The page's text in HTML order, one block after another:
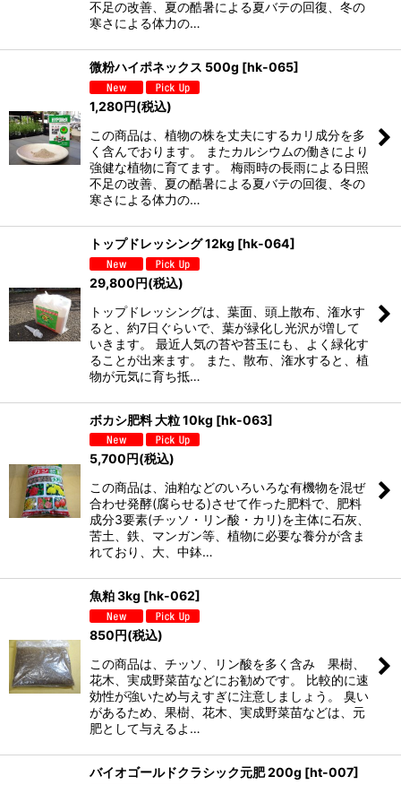
不足の改善、夏の酷暑による夏バテの回復、冬の
寒さによる体力の…
微粉ハイポネックス 500g [hk-065]
1,280円(税込)
この商品は、植物の株を丈夫にするカリ成分を多
く含んでおります。 またカルシウムの働きにより
強健な植物に育てます。 梅雨時の長雨による日照
不足の改善、夏の酷暑による夏バテの回復、冬の
寒さによる体力の…
トップドレッシング 12kg [hk-064]
29,800円(税込)
トップドレッシングは、葉面、頭上散布、潅水す
ると、約7日ぐらいで、葉が緑化し光沢が増して
いきます。 最近人気の苔や苔玉にも、よく緑化す
ることが出来ます。 また、散布、潅水すると、植
物が元気に育ち抵…
ボカシ肥料 大粒 10kg [hk-063]
5,700円(税込)
この商品は、油粕などのいろいろな有機物を混ぜ
合わせ発酵(腐らせる)させて作った肥料で、肥料
成分3要素(チッソ・リン酸・カリ)を主体に石灰、
苦土、鉄、マンガン等、植物に必要な養分が含ま
れており、大、中鉢…
魚粕 3kg [hk-062]
850円(税込)
この商品は、チッソ、リン酸を多く含み 果樹、
花木、実成野菜苗などにお勧めです。 比較的に速
効性が強いため与えすぎに注意しましょう。 臭い
があるため、果樹、花木、実成野菜苗などは、元
肥として与えるよ…
バイオゴールドクラシック元肥 200g [ht-007]